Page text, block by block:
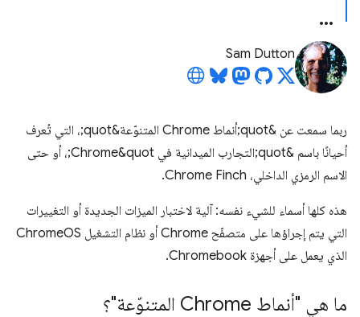
Sam Dutton
ربما سمعت عن &quot;أنماط Chrome المتنوّعة&quot;، التي تُعرف
أحيانًا باسم &quot;التجارب الميدانية في Chrome&quot;، أو حتى
الاسم الرمزي الداخلي، Chrome Finch.
هذه كلها أسماء للشيء نفسه: آلية لاختبار الميزات الجديدة أو التغييرات
التي يتم إجراؤها على متصفّح Chrome أو نظام التشغيل ChromeOS
الذي يعمل على أجهزة Chromebook.
ما هي "أنماط Chrome المتنوّعة"؟